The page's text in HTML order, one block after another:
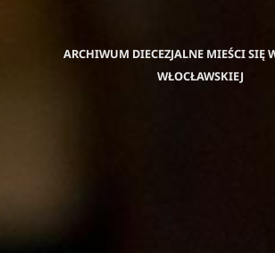
ARCHIWUM DIECEZJALNE MIEŚCI SIĘ
WŁOCŁAWSKIEJ